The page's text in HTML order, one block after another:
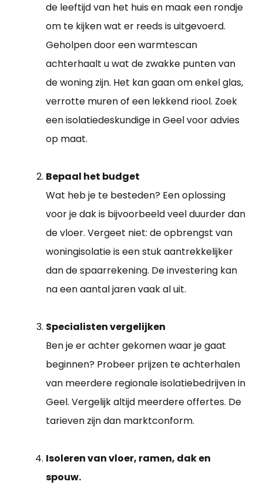
de leeftijd van het huis en maak een rondje
om te kijken wat er reeds is uitgevoerd.
Geholpen door een warmtescan
achterhaalt u wat de zwakke punten van
de woning zijn. Het kan gaan om enkel glas,
verrotte muren of een lekkend riool. Zoek
een isolatiedeskundige in Geel voor advies
op maat.
Bepaal het budget
Wat heb je te besteden? Een oplossing
voor je dak is bijvoorbeeld veel duurder dan
de vloer. Vergeet niet: de opbrengst van
woningisolatie is een stuk aantrekkelijker
dan de spaarrekening. De investering kan
na een aantal jaren vaak al uit.
Specialisten vergelijken
Ben je er achter gekomen waar je gaat
beginnen? Probeer prijzen te achterhalen
van meerdere regionale isolatiebedrijven in
Geel. Vergelijk altijd meerdere offertes. De
tarieven zijn dan marktconform.
Isoleren van vloer, ramen, dak en
spouw.